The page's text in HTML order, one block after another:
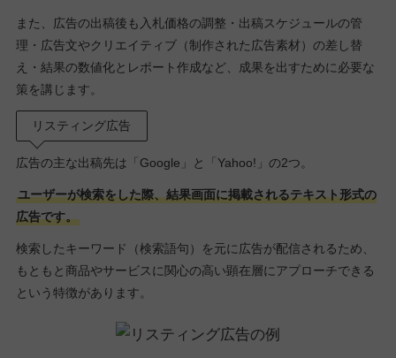
また、広告の出稿後も入札価格の調整・出稿スケジュールの管
理・広告文やクリエイティブ（制作された広告素材）の差し替
え・結果の数値化とレポート作成など、成果を出すために必要な
策を講じます。
リスティング広告
広告の主な出稿先は「Google」と「Yahoo!」の2つ。
ユーザーが検索をした際、結果画面に掲載されるテキスト形式の
広告です。
検索したキーワード（検索語句）を元に広告が配信されるため、
もともと商品やサービスに関心の高い顕在層にアプローチできる
という特徴があります。